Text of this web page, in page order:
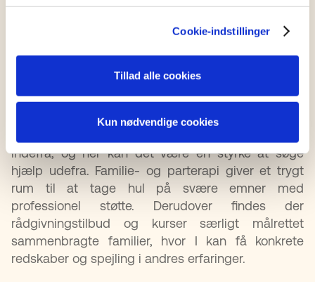
Cookie-indstillinger
Tillad alle cookies
Kun nødvendige cookies
som en gåtur, en tur på legepladsen eller en aften
være sammen uden forstyrrelser.
indefra, og her kan det være en styrke at søge
hjælp udefra. Familie- og parterapi giver et trygt
rum til at tage hul på svære emner med
professionel støtte. Derudover findes der
rådgivningstilbud og kurser særligt målrettet
sammenbragte familier, hvor I kan få konkrete
redskaber og spejling i andres erfaringer.